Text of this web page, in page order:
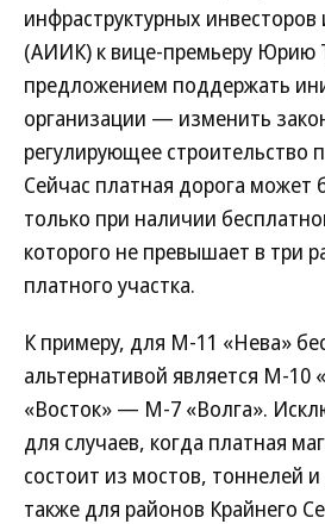
инфраструктурных инвесторов
(АИИК) к вице-премьеру Юрию
предложением поддержать
организации — изменить
регулирующее строительство
Сейчас платная дорога может
только при наличии
которого не превышает в три
платного участка.
К примеру, для М-11 «Нева»
альтернативой является М-10
«Восток» — М-7 «Волга».
для случаев, когда платная
состоит из мостов, тоннелей
также для районов Крайнего